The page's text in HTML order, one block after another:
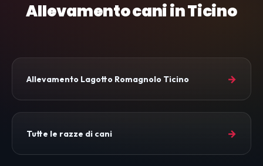
Allevamento cani in Ticino
Allevamento Lagotto Romagnolo Ticino →
Tutte le razze di cani →